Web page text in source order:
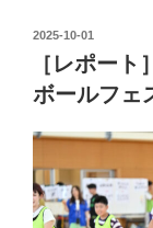
の
ス
ポ
ツ
祭
り
に
c
e
b
o
o
k
o
d
o
n
投
日:
2025-10-01
［レポー
ボールフェ